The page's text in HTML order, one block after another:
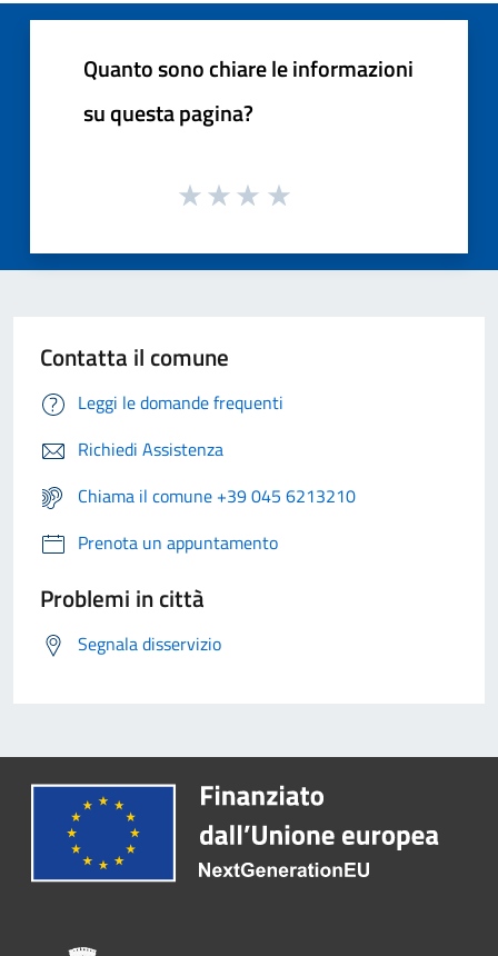
Quanto sono chiare le informazioni
su questa pagina?
Contatta il comune
Leggi le domande frequenti
Richiedi Assistenza
Chiama il comune +39 045 6213210
Prenota un appuntamento
Problemi in città
Segnala disservizio